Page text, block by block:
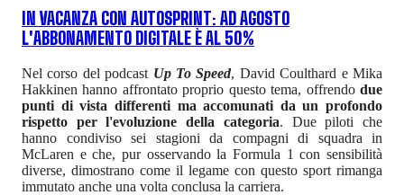
IN VACANZA CON AUTOSPRINT: AD AGOSTO
L'ABBONAMENTO DIGITALE È AL 50%
Nel corso del podcast Up To Speed, David Coulthard e Mika
Hakkinen hanno affrontato proprio questo tema, offrendo due
punti di vista differenti ma accomunati da un profondo
rispetto per l'evoluzione della categoria. Due piloti che
hanno condiviso sei stagioni da compagni di squadra in
McLaren e che, pur osservando la Formula 1 con sensibilità
diverse, dimostrano come il legame con questo sport rimanga
immutato anche una volta conclusa la carriera.